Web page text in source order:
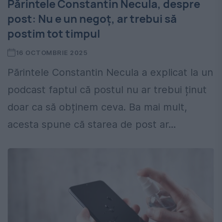
Părintele Constantin Necula, despre
post: Nu e un negoț, ar trebui să
postim tot timpul
16 OCTOMBRIE 2025
Părintele Constantin Necula a explicat la un
podcast faptul că postul nu ar trebui ținut
doar ca să obținem ceva. Ba mai mult,
acesta spune că starea de post ar...